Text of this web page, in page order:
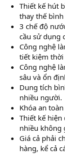
Thiết kế hút
thay thế
3 chế độ
cầu sử dụng
Công nghệ
tiết kiệm thời
Công nghệ
sâu và ổn
Dung tích
nhiều người.
Khóa an
Thiết kế
nhiều không
Giá cả phải
hàng, kể cả